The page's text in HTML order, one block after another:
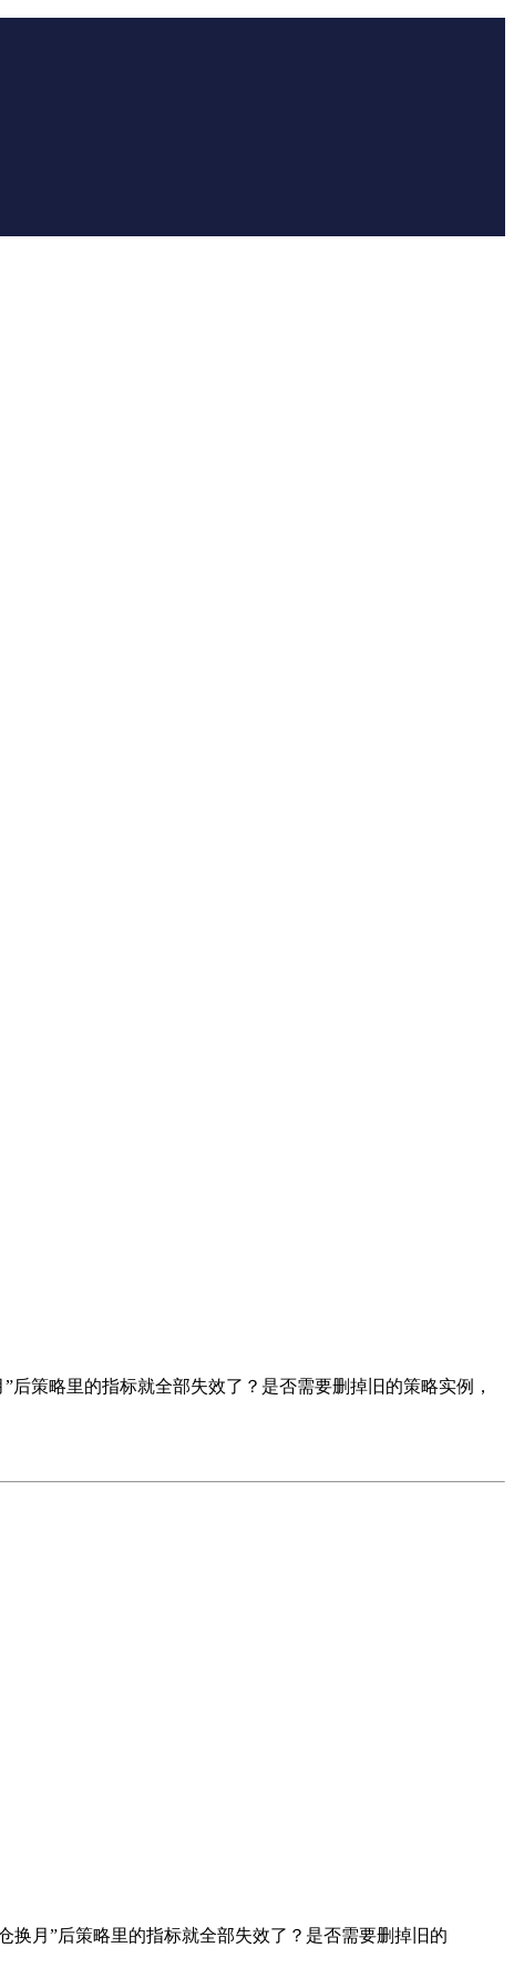
策略里的指标就全部失效了？是否需要删掉旧的策略实例，
月”后策略里的指标就全部失效了？是否需要删掉旧的